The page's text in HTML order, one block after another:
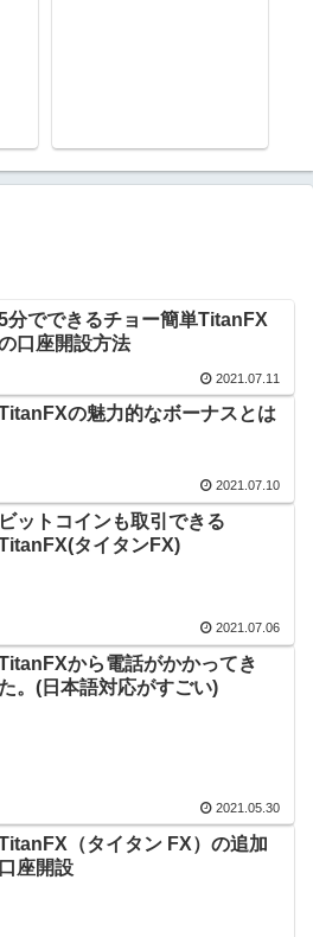
分でできるチョー簡単TitanFX
口座開設方法
2021.07.11
の魅力的なボーナスとは
2021.07.10
ビットコインも取引できる
タイタンFX)
2021.07.06
から電話がかかってき
た。(日本語対応がすごい)
2021.05.30
（タイタン FX）の追加
口座開設